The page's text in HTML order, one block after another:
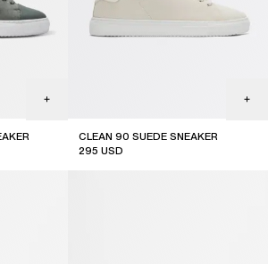
CLEAN 90 SUEDE SNEAKER
295 USD